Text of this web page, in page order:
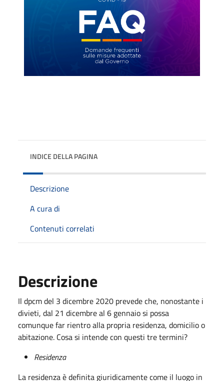
INDICE DELLA PAGINA
Descrizione
A cura di
Contenuti correlati
Descrizione
Il dpcm del 3 dicembre 2020 prevede che, nonostante i
divieti, dal 21 dicembre al 6 gennaio si possa
comunque far rientro alla propria residenza, domicilio o
abitazione. Cosa si intende con questi tre termini?
Residenza
La residenza è definita giuridicamente come il luogo in